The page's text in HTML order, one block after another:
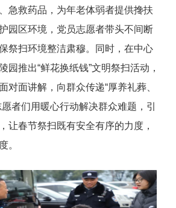
急救药品，为年老体弱者提供搀扶
园区环境，党员志愿者带头不间断
祭扫环境整洁肃穆。同时，在中心
园推出“鲜花换纸钱”文明祭扫活动，
对面讲解，向群众传递“厚养礼葬、
者们用暖心行动解决群众难题，引
让春节祭扫既有安全有序的力度，
。